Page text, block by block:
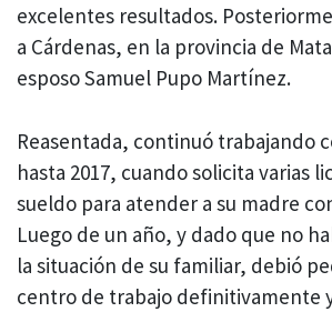
excelentes resultados.
a Cárdenas, en la provincia de
esposo Samuel Pupo Martínez.
Reasentada, continuó trabajando
hasta 2017, cuando solicita varias
sueldo para atender a su madre
Luego de un año, y dado que no
la situación de su familiar, debió
centro de trabajo definitivamente